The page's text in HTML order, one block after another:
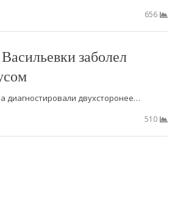
656
заболел
диагностировали двухсторонее…
510